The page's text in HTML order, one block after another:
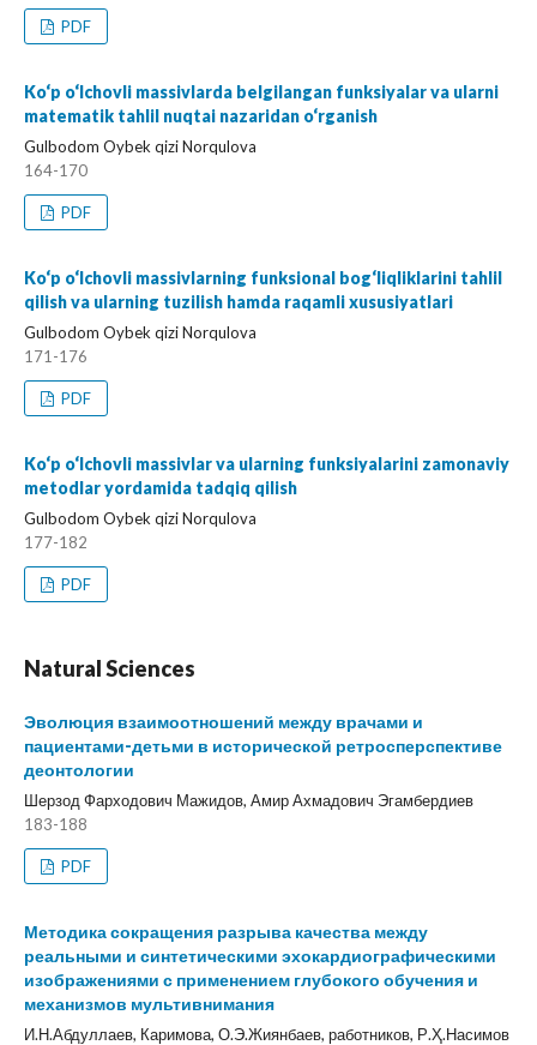
PDF
Ko‘p o‘lchovli massivlarda belgilangan funksiyalar va ularni
matematik tahlil nuqtai nazaridan o‘rganish
Gulbodom Oybek qizi Norqulova
164-170
PDF
Ko‘p o‘lchovli massivlarning funksional bog‘liqliklarini tahlil
qilish va ularning tuzilish hamda raqamli xususiyatlari
Gulbodom Oybek qizi Norqulova
171-176
PDF
Ko‘p o‘lchovli massivlar va ularning funksiyalarini zamonaviy
metodlar yordamida tadqiq qilish
Gulbodom Oybek qizi Norqulova
177-182
PDF
Natural Sciences
Эволюция взаимоотношений между врачами и
пациентами-детьми в исторической ретросперспективе
деонтологии
Шерзод Фарходович Мажидов, Амир Ахмадович Эгамбердиев
183-188
PDF
Методика сокращения разрыва качества между
реальными и синтетическими эхокардиографическими
изображениями с применением глубокого обучения и
механизмов мультивнимания
И.Н.Абдуллаев, Каримова, О.Э.Жиянбаев, работников, Р.Ҳ.Насимов